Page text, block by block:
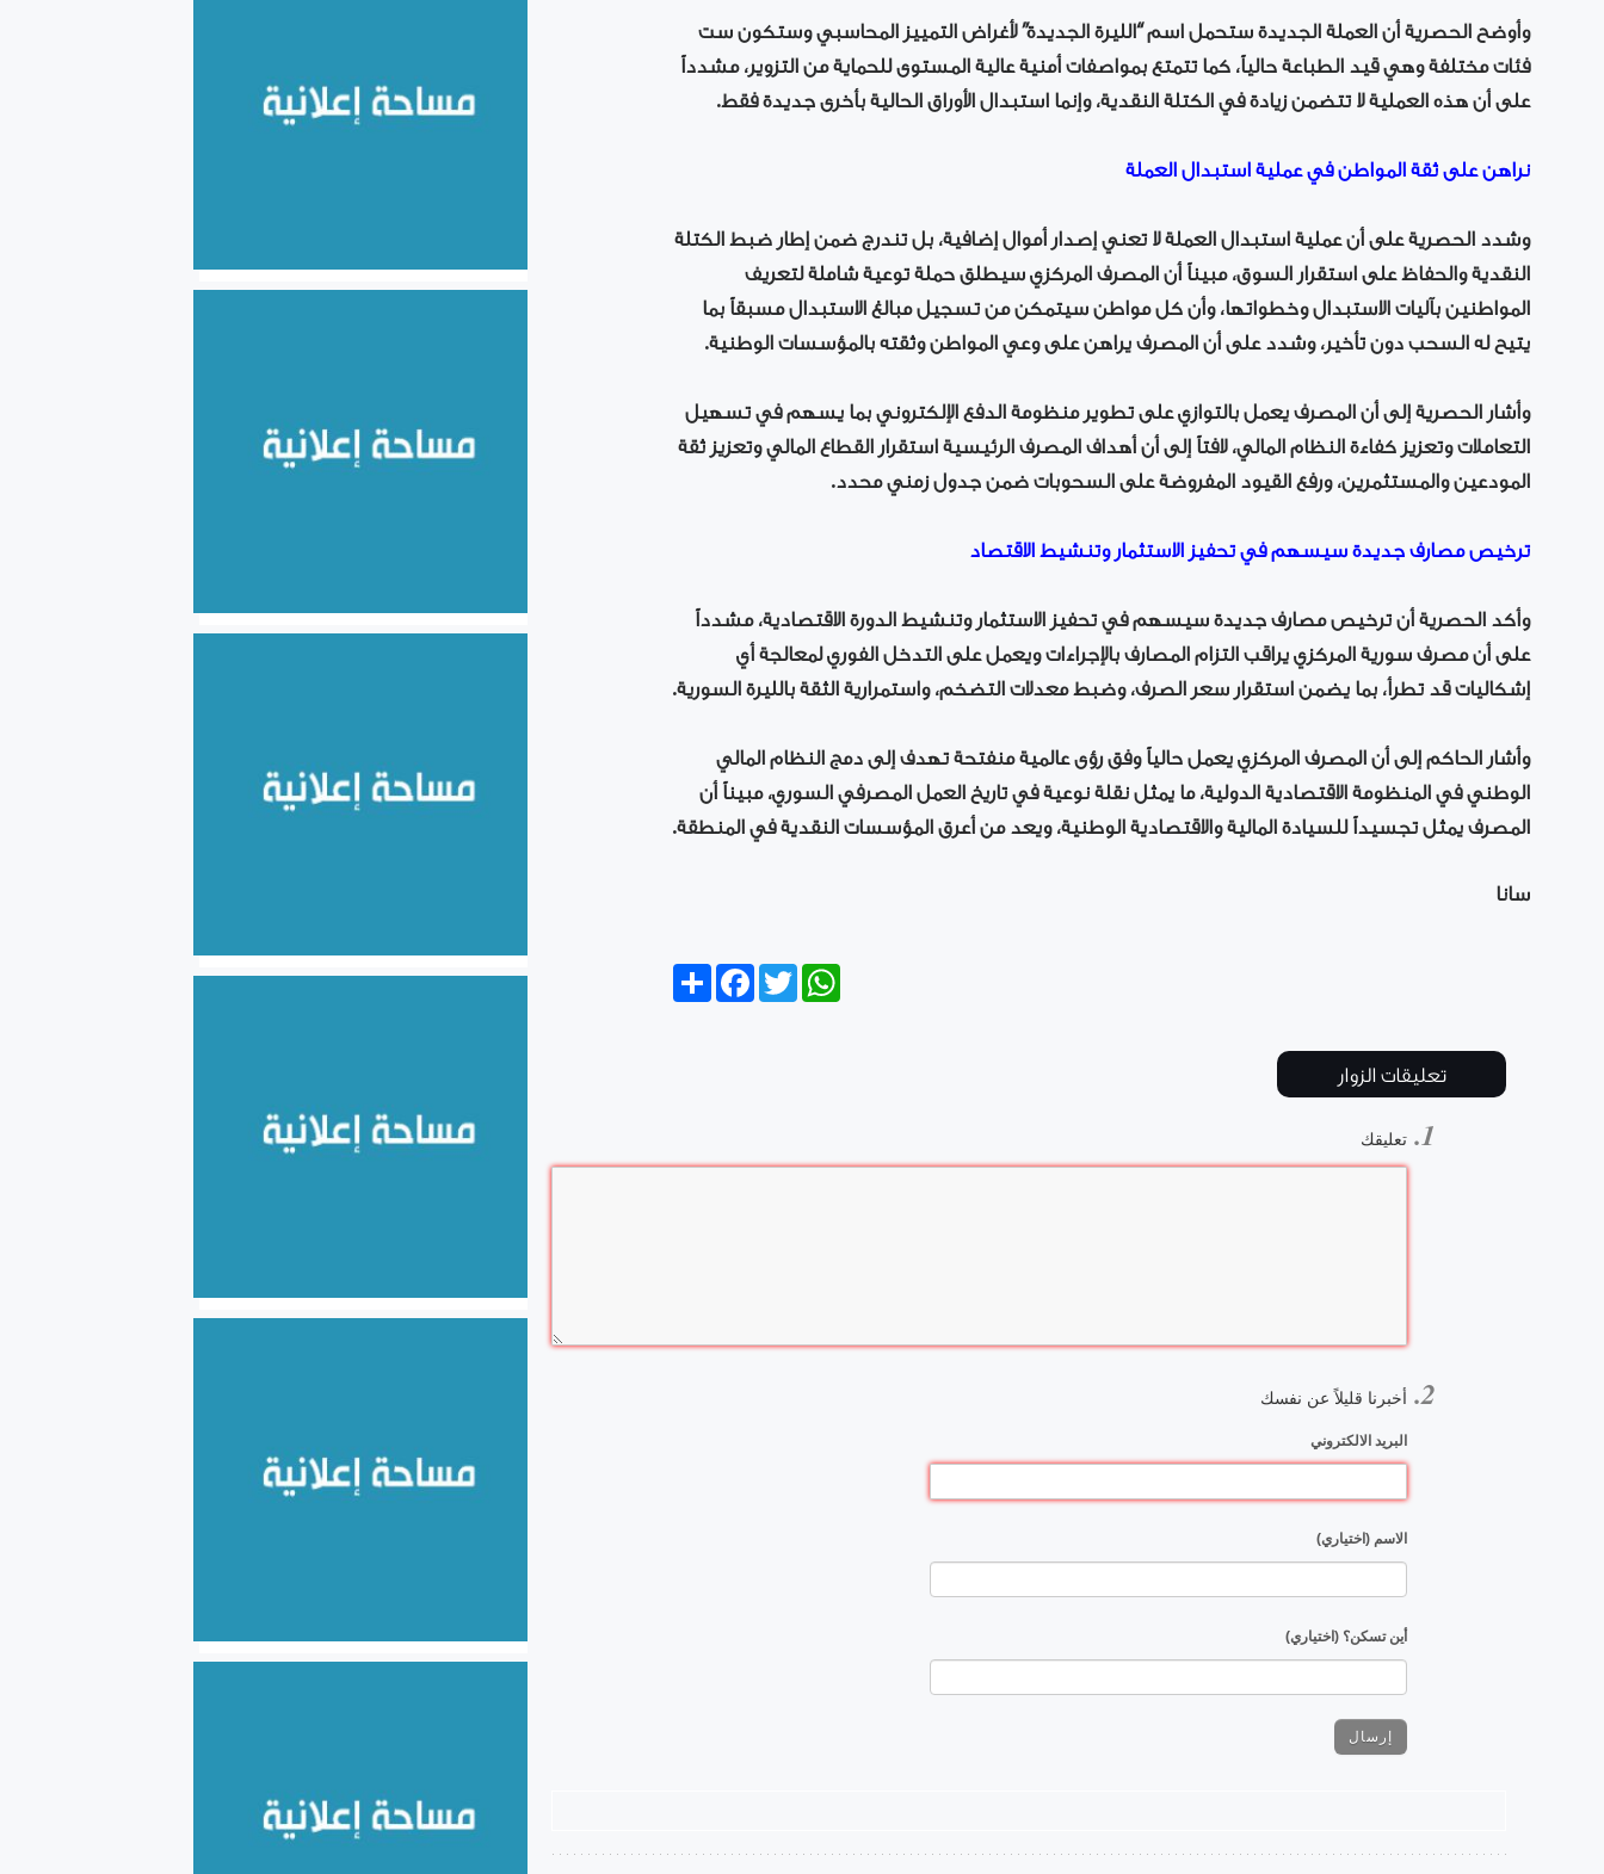
وأوضح الحصرية أن العملة الجديدة ستحمل اسم “الليرة الجديدة” لأغراض التمييز المحاسبي وستكون ست
فئات مختلفة وهي قيد الطباعة حالياً، كما تتمتع بمواصفات أمنية عالية المستوى للحماية من التزوير، مشدداً
على أن هذه العملية لا تتضمن زيادة في الكتلة النقدية، وإنما استبدال الأوراق الحالية بأخرى جديدة فقط.
نراهن على ثقة المواطن في عملية استبدال العملة
وشدد الحصرية على أن عملية استبدال العملة لا تعني إصدار أموال إضافية، بل تندرج ضمن إطار ضبط الكتلة
النقدية والحفاظ على استقرار السوق، مبيناً أن المصرف المركزي سيطلق حملة توعية شاملة لتعريف
المواطنين بآليات الاستبدال وخطواتها، وأن كل مواطن سيتمكن من تسجيل مبالغ الاستبدال مسبقاً بما
يتيح له السحب دون تأخير، وشدد على أن المصرف يراهن على وعي المواطن وثقته بالمؤسسات الوطنية.
وأشار الحصرية إلى أن المصرف يعمل بالتوازي على تطوير منظومة الدفع الإلكتروني بما يسهم في تسهيل
التعاملات وتعزيز كفاءة النظام المالي، لافتاً إلى أن أهداف المصرف الرئيسية استقرار القطاع المالي وتعزيز ثقة
المودعين والمستثمرين، ورفع القيود المفروضة على السحوبات ضمن جدول زمني محدد.
ترخيص مصارف جديدة سيسهم في تحفيز الاستثمار وتنشيط الاقتصاد
وأكد الحصرية أن ترخيص مصارف جديدة سيسهم في تحفيز الاستثمار وتنشيط الدورة الاقتصادية، مشدداً
على أن مصرف سورية المركزي يراقب التزام المصارف بالإجراءات ويعمل على التدخل الفوري لمعالجة أي
إشكاليات قد تطرأ، بما يضمن استقرار سعر الصرف، وضبط معدلات التضخم، واستمرارية الثقة بالليرة السورية.
وأشار الحاكم إلى أن المصرف المركزي يعمل حالياً وفق رؤى عالمية منفتحة تهدف إلى دمج النظام المالي
الوطني في المنظومة الاقتصادية الدولية، ما يمثل نقلة نوعية في تاريخ العمل المصرفي السوري، مبيناً أن
المصرف يمثل تجسيداً للسيادة المالية والاقتصادية الوطنية، ويعد من أعرق المؤسسات النقدية في المنطقة.
سانا
Share
FacebookTwitter
WhatsApp
تعليقات الزوار
تعليقك
أخبرنا قليلاً عن نفسك
البريد الالكتروني
الاسم (اختياري)
أين تسكن؟ (اختياري)